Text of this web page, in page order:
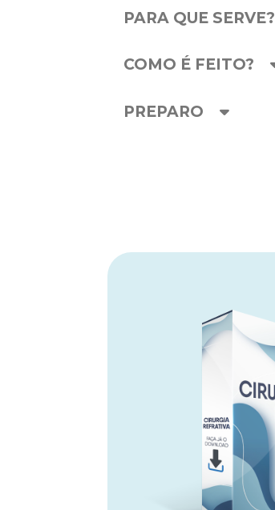
PARA QUE SERVE?
COMO É FEITO?
PREPARO